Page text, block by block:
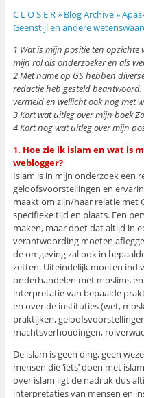
C L O S E R » Blog Archive »
Geenstijl en andere
1 Wat is mijn positie ten opzichte
mijn rol als onderzoeker en als
2 Met name op GS hebben
redactie heb gesteld
vermeld en wellicht ook nog met
3 Kort wat uitleg over mijn boek
4 Kort nog wat uitleg over mijn
1. Hoe zie ik islam en wat is
weblogger?
Islam is in mijn onderzoek een
geloofsvoorstellingen en
maakt om zijn/haar relatie met
specifieke tijd en plaats. Een
maken, maar doet dat altijd in
verantwoording moeten
de omgeving zal ook in
zetten. Uiteindelijk moeten
onderhandelen met moslims
interpretatie van bepaalde
en over de instituties (wet,
praktijken,
machtsverhoudingen,
De islam is geen ding, geen
mensen die ‘iets’ doen met
over islam ligt de nadruk dus
interpretaties van mensen en